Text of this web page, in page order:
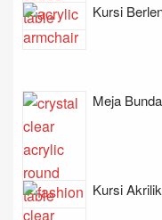
Kursi
Meja
Kursi